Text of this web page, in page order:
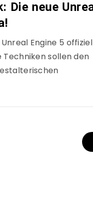
Die neue
Engine 5
sollen den